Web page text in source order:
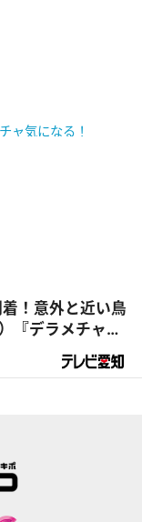
ャ気になる！
！意外と近い鳥
『デラメチャ気